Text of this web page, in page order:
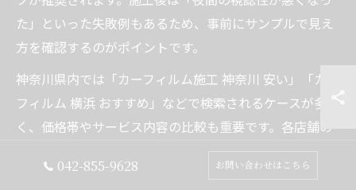
た」といった失敗例もあるため、事前にサンプルで見え
方を確認するのがポイントです。
神奈川県内では「カーフィルム施工 神奈川 安い」「カー
フィルム 横浜 おすすめ」などで検索されるケースが多
く、価格帯やサービス内容の比較も重要です。各店舗の
上がりを目指しましょう。
042-855-9628 お問い合わせはこちら